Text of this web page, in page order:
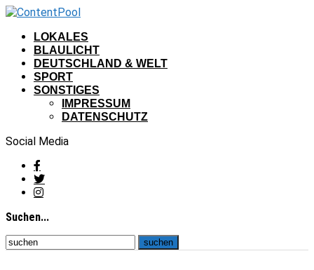
LOKALES
BLAULICHT
DEUTSCHLAND & WELT
SPORT
SONSTIGES
IMPRESSUM
DATENSCHUTZ
Social Media
Suchen...